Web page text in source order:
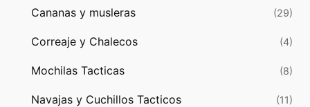
Cananas y musleras (29)
Correaje y Chalecos (4)
Mochilas Tacticas (8)
Navajas y Cuchillos Tacticos (11)